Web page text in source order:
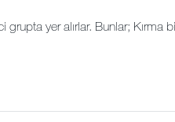
yer alırlar. Bunlar; Kırma